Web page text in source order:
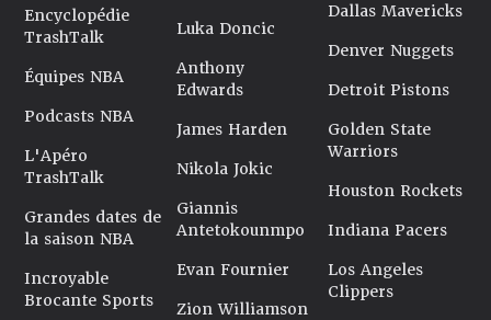
Encyclopédie
TrashTalk
Équipes NBA
Podcasts NBA
L'Apéro
TrashTalk
Grandes dates de
la saison NBA
Incroyable
Brocante Sports
Luka Doncic
Anthony
Edwards
James Harden
Nikola Jokic
Giannis
Antetokounmpo
Evan Fournier
Zion Williamson
Dallas Mavericks
Denver Nuggets
Detroit Pistons
Golden State
Warriors
Houston Rockets
Indiana Pacers
Los Angeles
Clippers